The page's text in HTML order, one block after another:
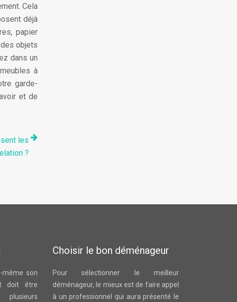
Cela
déjà
papier
objets
dans un
à
garde-
et de
les
?
même son
doit être
Choisir le bon déménageur
Pour sélectionner le meilleur
déménageur, le mieux est de faire appel
à un professionnel qui aura présenté le